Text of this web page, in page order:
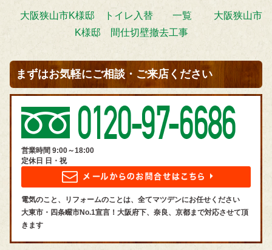
大阪狭山市K様邸 トイレ入替 一覧
大阪狭山市
K様邸 間仕切壁撤去工事
まずはお気軽にご相談・ご来店ください
営業時間 9:00～18:00
定休日 日・祝
電気のこと、リフォームのことは、全てマツデンにお任せください
大東市・四条畷市No.1宣言！大阪府下、奈良、京都まで対応させて頂
きます